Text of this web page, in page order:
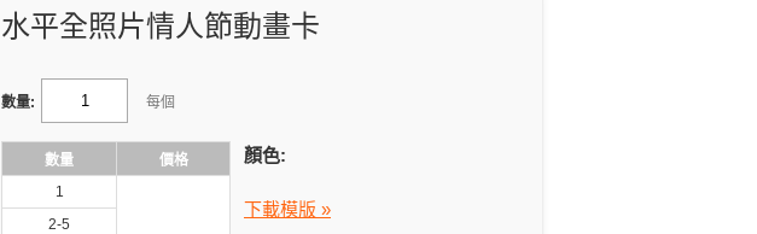
水平全照片情人節動畫卡
數量: 每個
數量
價格
1
2-5
顏色:
下載模版 »